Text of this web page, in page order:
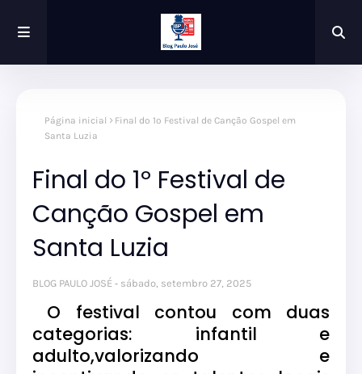
Página inicial
Final do 1º Festival de Canção Gospel em
Santa Luzia
Final do 1º Festival de
Canção Gospel em
Santa Luzia
BLOG PAULO JOSÉ sábado, setembro 27, 2025
O festival contou com duas
categorias: infantil e
adulto,valorizando e